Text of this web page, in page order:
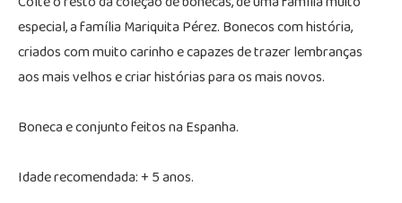
especial, a família Mariquita Pérez. Bonecos com história,
criados com muito carinho e capazes de trazer lembranças
aos mais velhos e criar histórias para os mais novos.
Boneca e conjunto feitos na Espanha.
Idade recomendada: + 5 anos.